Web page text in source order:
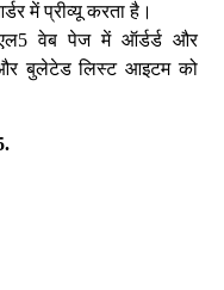
में प्रीव्यू करता है।
वेब पेज में ऑर्डर्ड और
बुलेटेड लिस्ट आइटम को